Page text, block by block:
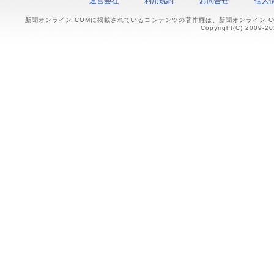
新聞オンライン.COMに掲載されているコンテンツの著作権は、新聞オンライン
Copyright(C) 2009-